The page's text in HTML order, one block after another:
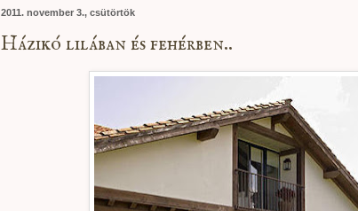
2011. november 3., csütörtök
Házikó lilában és fehérben..